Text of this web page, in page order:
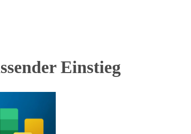
Einstieg